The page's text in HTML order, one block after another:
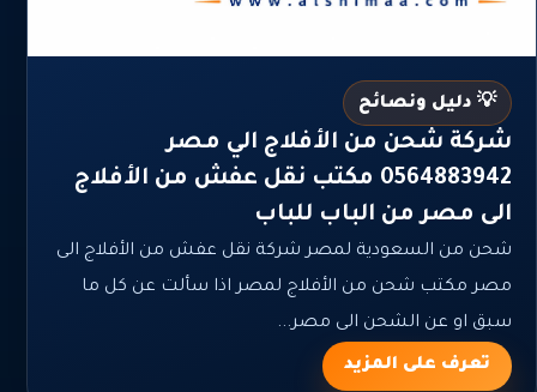
💡 دليل ونصائح
شركة شحن من الأفلاج الي مصر
0564883942 مكتب نقل عفش من الأفلاج
الى مصر من الباب للباب
شحن من السعودية لمصر شركة نقل عفش من الأفلاج الى
مصر مكتب شحن من الأفلاج لمصر اذا سألت عن كل ما
سبق او عن الشحن الى مصر...
تعرف على المزيد